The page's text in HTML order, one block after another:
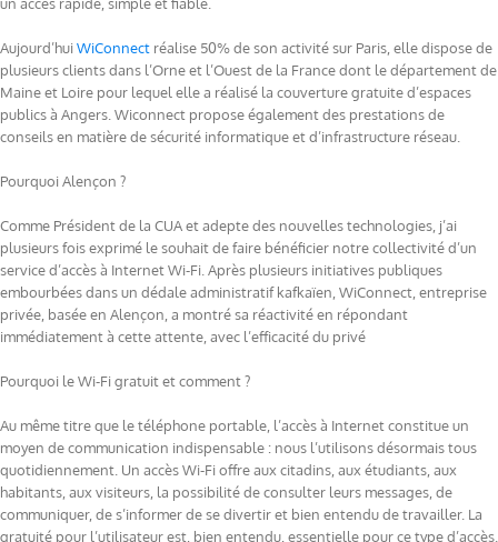
Aujourd’hui WiConnect réalise 50% de son activité sur Paris, elle dispose de
plusieurs clients dans l’Orne et l’Ouest de la France dont le département de
Maine et Loire pour lequel elle a réalisé la couverture gratuite d’espaces
publics à Angers. Wiconnect propose également des prestations de
conseils en matière de sécurité informatique et d’infrastructure réseau.
Pourquoi Alençon ?
Comme Président de la CUA et adepte des nouvelles technologies, j’ai
plusieurs fois exprimé le souhait de faire bénéficier notre collectivité d’un
service d’accès à Internet Wi-Fi. Après plusieurs initiatives publiques
embourbées dans un dédale administratif kafkaïen, WiConnect, entreprise
privée, basée en Alençon, a montré sa réactivité en répondant
immédiatement à cette attente, avec l’efficacité du privé
Pourquoi le Wi-Fi gratuit et comment ?
Au même titre que le téléphone portable, l’accès à Internet constitue un
moyen de communication indispensable : nous l’utilisons désormais tous
quotidiennement. Un accès Wi-Fi offre aux citadins, aux étudiants, aux
habitants, aux visiteurs, la possibilité de consulter leurs messages, de
communiquer, de s’informer de se divertir et bien entendu de travailler. La
gratuité pour l’utilisateur est, bien entendu, essentielle pour ce type d’accès.